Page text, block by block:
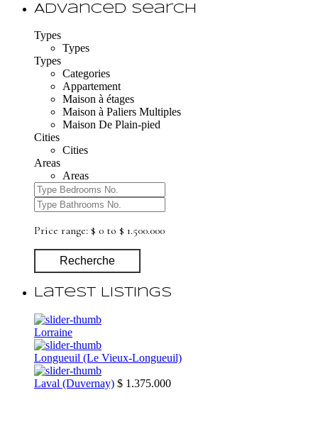
Advanced Search
Types
Types
Types
Categories
Appartement
Maison à étages
Maison à Paliers Multiples
Maison De Plain-pied
Cities
Cities
Areas
Areas
Price range: $ 0 to $ 1.500.000
Recherche
Latest Listings
Lorraine
Longueuil (Le Vieux-Longueuil)
Laval (Duvernay) $ 1.375.000